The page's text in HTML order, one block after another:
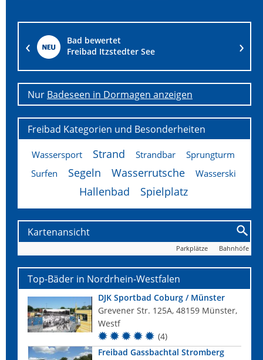
Bad bewertet
Passower See
Nur Badeseen in Dormagen anzeigen
Freibad Kategorien und Besonderheiten
Wassersport Strand Strandbar
Sprungturm
Surfen
Segeln Wasserrutsche Wasserski
Hallenbad Spielplatz
Kartenansicht
Bahnhöfe
Parkplätze
Top-Bäder in Nordrhein-Westfalen
DJK Sportbad Coburg / Münster
Grevener Str. 125A, 48159 Münster,
Westf
(4)
Freibad Gassbachtal Stromberg